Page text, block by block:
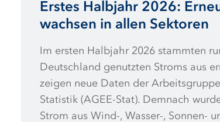
Erstes Halbjahr 2026:
wachsen in allen Sektoren
Im ersten Halbjahr 2026 stammten
Deutschland genutzten Stroms aus
zeigen neue Daten der
Statistik (AGEE-Stat). Demnach
Strom aus Wind-, Wasser-, Sonnen-